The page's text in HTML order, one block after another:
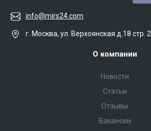
info@mirs24.com
г. Москва, ул. Верхоянская д.18 стр. 2
О компании
Новости
Статьи
Отзывы
Вакансии